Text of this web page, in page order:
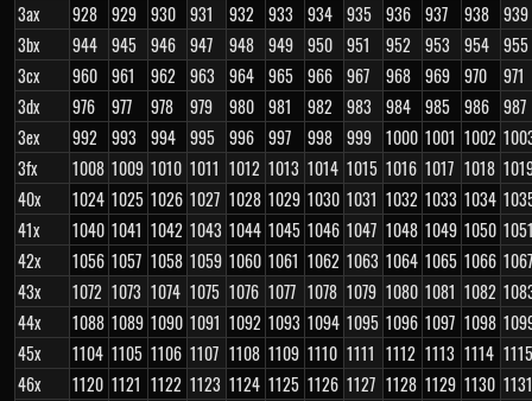
3ax
928 929 930 931 932 933 934 935 936 937 938 939
3bx
944 945 946 947 948 949 950 951 952 953 954 955
3cx
960 961 962 963 964 965 966 967 968 969 970
971
3dx
976 977 978 979 980 981 982 983 984 985 986 987
3ex
992 993 994 995 996 997 998 999 1000 1001 1002
3fx
1008 1009 1010 1011 1012 1013 1014 1015 1016 1017 1018
40x
1024 1025 1026 1027 1028 1029 1030 1031 1032 1033 1034
41x
1040 1041 1042 1043 1044 1045 1046 1047 1048 1049 1050
42x
1056 1057 1058 1059 1060 1061 1062 1063 1064 1065 1066 1067
43x
1072 1073 1074 1075 1076 1077 1078 1079 1080 1081 1082
44x
1088 1089 1090 1091 1092 1093 1094 1095 1096 1097 1098
45x
1104 1105 1106 1107 1108 1109 1110 1111 1112 1113 1114 1115
46x
1120 1121 1122 1123 1124 1125 1126 1127 1128 1129 1130 1131